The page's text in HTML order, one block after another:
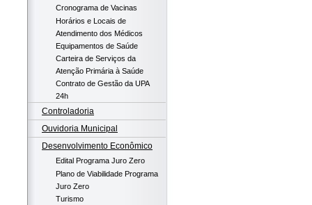
Cronograma de Vacinas
Horários e Locais de
Atendimento dos Médicos
Equipamentos de Saúde
Carteira de Serviços da
Atenção Primária à Saúde
Contrato de Gestão da UPA
24h
Controladoria
Ouvidoria Municipal
Desenvolvimento Econômico
Edital Programa Juro Zero
Plano de Viabilidade Programa
Juro Zero
Turismo